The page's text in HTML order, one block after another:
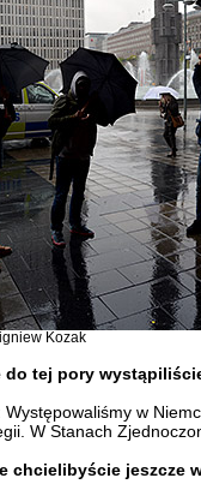
Kozak
do tej pory
Występowaliśmy w
W Stanach
chcielibyście jeszcze